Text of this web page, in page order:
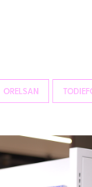
ORELSAN